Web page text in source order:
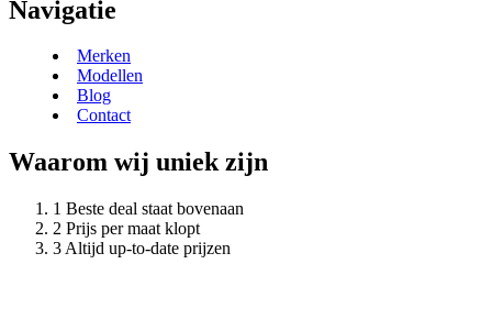
Navigatie
Merken
Modellen
Blog
Contact
Waarom wij uniek zijn
Beste deal staat bovenaan
Prijs per maat klopt
Altijd up-to-date prijzen